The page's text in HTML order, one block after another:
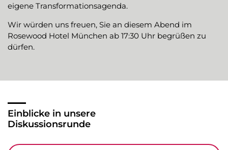
eigene Transformationsagenda.
Wir würden uns freuen, Sie an diesem Abend im
Rosewood Hotel München ab 17:30 Uhr begrüßen zu
dürfen.
Einblicke in unsere
Diskussionsrunde